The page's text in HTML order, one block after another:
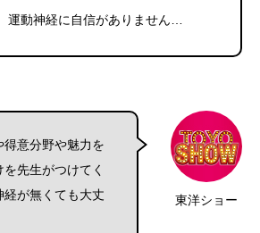
運動神経に自信がありません…
東洋ショー
得意分野や魅力を
先生がつけてく
が無くても大丈